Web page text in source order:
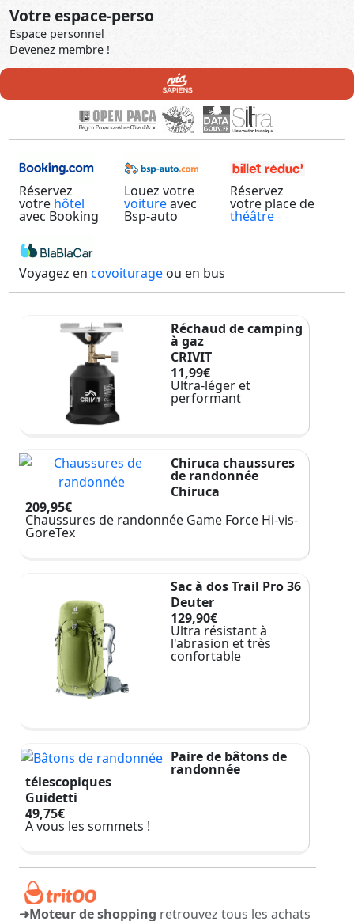
Votre espace-perso
Espace personnel
Devenez membre !
Réservez
votre hôtel
avec Booking
Louez votre
voitureavec
Bsp-auto
Réservez
votre place de
théâtre
Voyagez en covoiturage ou en bus
Réchaud de camping
à gaz
CRIVIT
11,99€
Ultra-léger et
performant
Chiruca chaussures
de randonnée
Chiruca
209,95€
Chaussures de randonnée Game Force Hi-vis-
GoreTex
Sac à dos Trail Pro 36
Deuter
129,90€
Ultra résistant à
l'abrasion et très
confortable
Paire de bâtons de
randonnée
télescopiques
Guidetti
49,75€
A vous les sommets !
➜Moteur de shopping retrouvez tous les achats